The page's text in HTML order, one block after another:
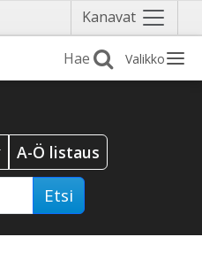
Kanavat Näytä
valikko
Valikko
A-Ö listaus
Etsi